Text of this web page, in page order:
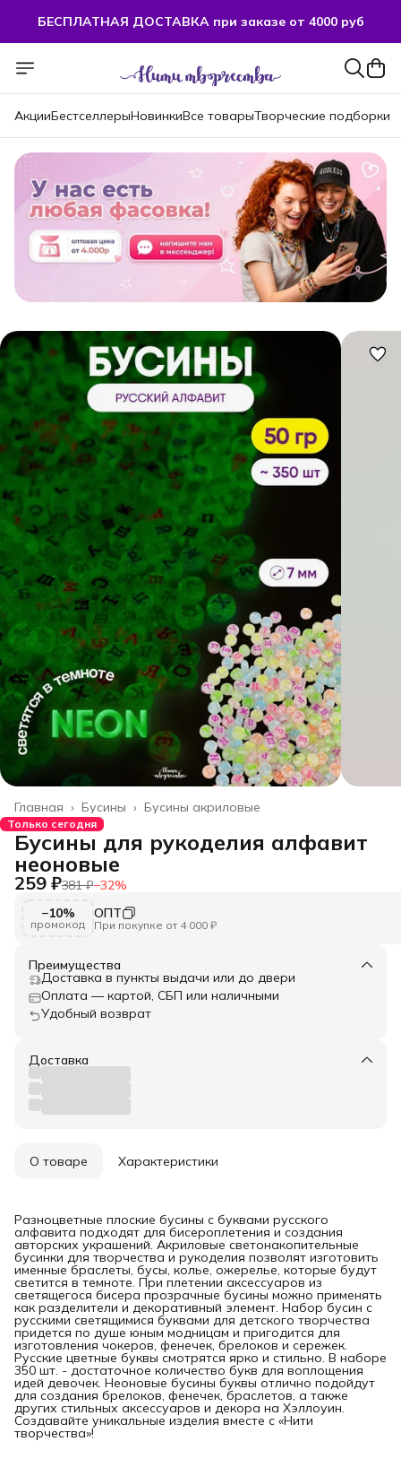
БЕСПЛАТНАЯ ДОСТАВКА при заказе от 4000 руб
БЕСПЛАТНАЯ ДОСТАВКА при заказе от 4000 руб
АкцииБестселлерыНовинкиВсе товарыТворческие подборки
Бусины акриловые
Бусины ›
Главная ›
Только сегодня
Бусины для рукоделия алфавит
неоновые
259 ₽381 ₽−32%
−10%
промокод
ОПТ
При покупке от 4 000 ₽
Преимущества
Доставка в пункты выдачи или до двери
Оплата — картой, СБП или наличными
Удобный возврат
Доставка
О товаре Характеристики
Разноцветные плоские бусины с буквами русского
алфавита подходят для бисероплетения и создания
авторских украшений. Акриловые светонакопительные
бусинки для творчества и рукоделия позволят изготовить
именные браслеты, бусы, колье, ожерелье, которые будут
светится в темноте. При плетении аксессуаров из
светящегося бисера прозрачные бусины можно применять
как разделители и декоративный элемент. Набор бусин с
русскими светящимися буквами для детского творчества
придется по душе юным модницам и пригодится для
изготовления чокеров, фенечек, брелоков и сережек.
Русские цветные буквы смотрятся ярко и стильно. В наборе
350 шт. - достаточное количество букв для воплощения
идей девочек. Неоновые бусины буквы отлично подойдут
для создания брелоков, фенечек, браслетов, а также
других стильных аксессуаров и декора на Хэллоуин.
Создавайте уникальные изделия вместе с «Нити
творчества»!